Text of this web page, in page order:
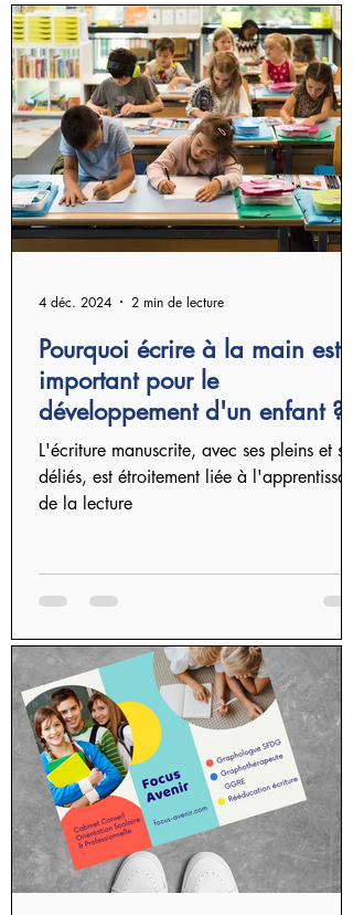
Pourquoi écrire à la main est si
important pour le
développement d'un enfant ?
L'écriture manuscrite, avec ses pleins et ses
déliés, est étroitement liée à
de la lecture
4 déc. 2024 2 min de lecture